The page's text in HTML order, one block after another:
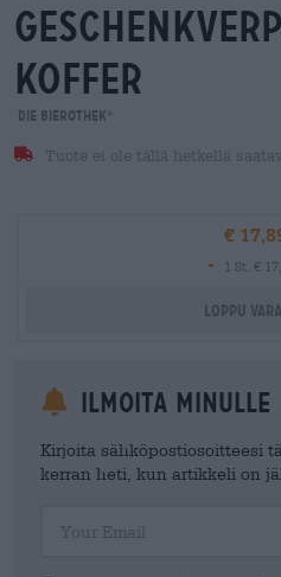
koffer
Die Bierothek
Tuote ei ole tällä hetkellä
€
-
1 St. €
Loppu
Ilmoita minulle
Kirjoita sähköpostiosoitteesi
kerran heti, kun artikkeli on